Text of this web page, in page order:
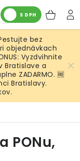
Hľadať
S DPH
bez
objednávkach
Vyzdvihnite
Bratislave a
ZADARMO. 🆓
Bratislavy.
PONu,